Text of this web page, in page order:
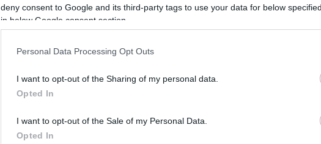
deny consent to Google and its third-party tags to use your data for below
in below Google consent section.
Personal Data Processing Opt Outs
I want to opt-out of the Sharing of my personal data.
Opted In
I want to opt-out of the Sale of my Personal Data.
Opted In
Κάνε κλικ και δες περισσότερο